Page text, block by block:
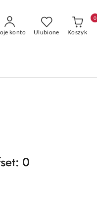
konto Ulubione Koszyk
0
0